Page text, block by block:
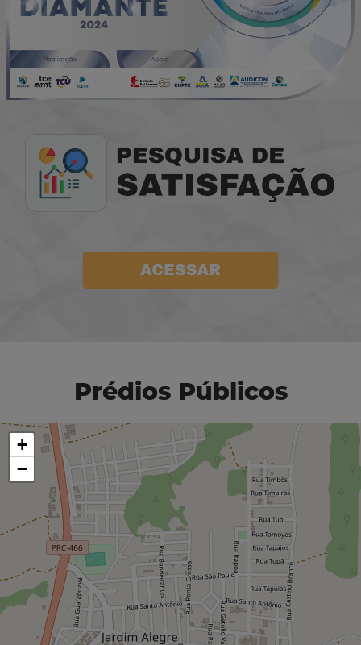
Prédios Públicos
+
−